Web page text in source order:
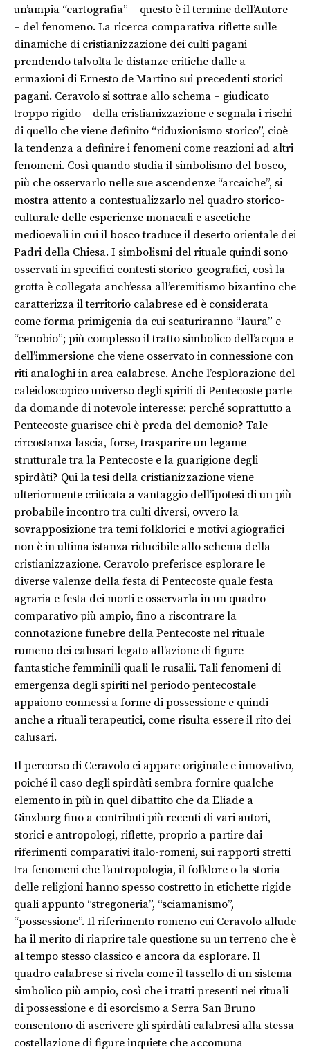
un’ampia “cartografia” – questo è il termine dell’Autore
– del fenomeno. La ricerca comparativa riflette sulle
dinamiche di cristianizzazione dei culti pagani
prendendo talvolta le distanze critiche dalle a
ermazioni di Ernesto de Martino sui precedenti storici
pagani. Ceravolo si sottrae allo schema – giudicato
troppo rigido – della cristianizzazione e segnala i rischi
di quello che viene definito “riduzionismo storico”, cioè
la tendenza a definire i fenomeni come reazioni ad altri
fenomeni. Così quando studia il simbolismo del bosco,
più che osservarlo nelle sue ascendenze “arcaiche”, si
mostra attento a contestualizzarlo nel quadro storico-
culturale delle esperienze monacali e ascetiche
medioevali in cui il bosco traduce il deserto orientale dei
Padri della Chiesa. I simbolismi del rituale quindi sono
osservati in specifici contesti storico-geografici, così la
grotta è collegata anch’essa all’eremitismo bizantino che
caratterizza il territorio calabrese ed è considerata
come forma primigenia da cui scaturiranno “laura” e
“cenobio”; più complesso il tratto simbolico dell’acqua e
dell’immersione che viene osservato in connessione con
riti analoghi in area calabrese. Anche l’esplorazione del
caleidoscopico universo degli spiriti di Pentecoste parte
da domande di notevole interesse: perché soprattutto a
Pentecoste guarisce chi è preda del demonio? Tale
circostanza lascia, forse, trasparire un legame
strutturale tra la Pentecoste e la guarigione degli
spirdàti? Qui la tesi della cristianizzazione viene
ulteriormente criticata a vantaggio dell’ipotesi di un più
probabile incontro tra culti diversi, ovvero la
sovrapposizione tra temi folklorici e motivi agiografici
non è in ultima istanza riducibile allo schema della
cristianizzazione. Ceravolo preferisce esplorare le
diverse valenze della festa di Pentecoste quale festa
agraria e festa dei morti e osservarla in un quadro
comparativo più ampio, fino a riscontrare la
connotazione funebre della Pentecoste nel rituale
rumeno dei calusari legato all’azione di figure
fantastiche femminili quali le rusalii. Tali fenomeni di
emergenza degli spiriti nel periodo pentecostale
appaiono connessi a forme di possessione e quindi
anche a rituali terapeutici, come risulta essere il rito dei
calusari.
Il percorso di Ceravolo ci appare originale e innovativo,
poiché il caso degli spirdàti sembra fornire qualche
elemento in più in quel dibattito che da Eliade a
Ginzburg fino a contributi più recenti di vari autori,
storici e antropologi, riflette, proprio a partire dai
riferimenti comparativi italo-romeni, sui rapporti stretti
tra fenomeni che l’antropologia, il folklore o la storia
delle religioni hanno spesso costretto in etichette rigide
quali appunto “stregoneria”, “sciamanismo”,
“possessione”. Il riferimento romeno cui Ceravolo allude
ha il merito di riaprire tale questione su un terreno che è
al tempo stesso classico e ancora da esplorare. Il
quadro calabrese si rivela come il tassello di un sistema
simbolico più ampio, così che i tratti presenti nei rituali
di possessione e di esorcismo a Serra San Bruno
consentono di ascrivere gli spirdàti calabresi alla stessa
costellazione di figure inquiete che accomuna